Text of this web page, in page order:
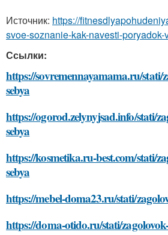
Источник: https://
svoe-soznanie-kak-navesti-poryadok-
Ссылки:
https://sovremennayamama.ru/stati/
sebya
https://ogorod.zelynyjsad.info/stati/
sebya
https://kosmetika.ru-best.com/stati/
sebya
https://mebel-doma23.ru/stati/
https://doma-otido.ru/stati/